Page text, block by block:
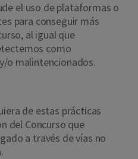
el uso de plataformas o
para conseguir más
al igual que
como
o malintencionados.
de estas prácticas
del Concurso que
a través de vías no